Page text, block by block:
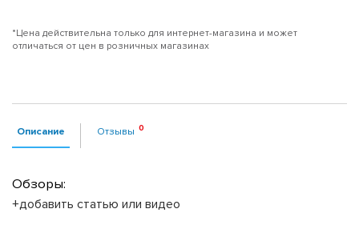
*Цена действительна только для интернет-магазина и может
отличаться от цен в розничных магазинах
Описание Отзывы
Обзоры:
+добавить статью или видео